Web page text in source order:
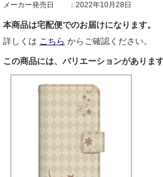
メーカー発売日
2022年10月28日
本商品は宅配便でのお届けになります。
詳しくは こちら からご確認ください。
この商品には、バリエーションがありま